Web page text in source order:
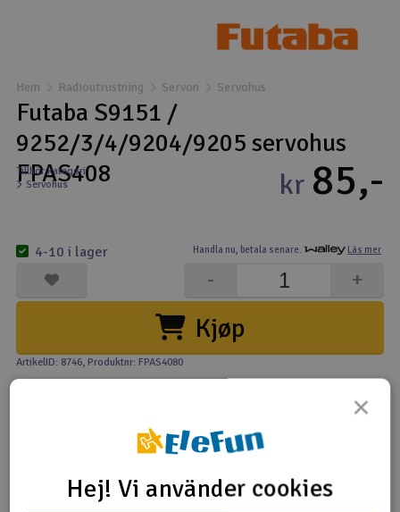
Drönare
Drönare för FPV
Flygplan
Kamerautrustning
Modellbygg- och byggsatser
Modelljärnväg
Radioutrustning
Hem Radioutrustning Servon Servohus
Futaba S9151 /
9252/3/4/9204/9205 servohus
FPAS408
Tillhör kategori
Servohus
Handla nu, betala senare. Läs mer
kr 85,-
Kjøp
+
-
4-10 i lager
ArtikelID: 8746, Produktnr: FPAS4080
×
Hej! Vi använder cookies